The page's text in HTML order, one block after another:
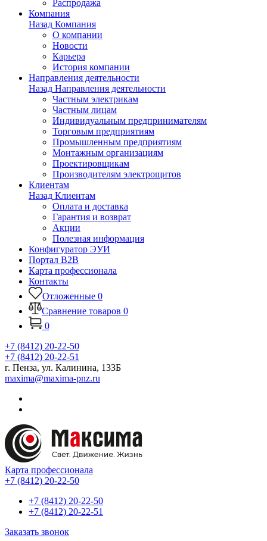
Распродажа
Компания
Назад Компания
О компании
Новости
Карьера
История компании
Направления деятельности
Назад Направления деятельности
Частным электрикам
Частным лицам
Индивидуальным предпринимателям
Торговым предприятиям
Промышленным предприятиям
Монтажным организациям
Проектировщикам
Производителям электрощитов
Клиентам
Назад Клиентам
Оплата и доставка
Гарантия и возврат
Акции
Полезная информация
Конфигуратор ЭУИ
Портал B2B
Карта профессионала
Контакты
Отложенные 0
Сравнение товаров 0
0
+7 (8412) 20-22-50
+7 (8412) 20-22-51
г. Пенза, ул. Калинина, 133Б
maxima@maxima-pnz.ru
Карта профессионала
+7 (8412) 20-22-50
+7 (8412) 20-22-50
+7 (8412) 20-22-51
Заказать звонок